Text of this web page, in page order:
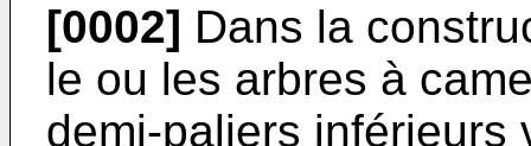
[0002] Dans la
le ou les arbres à
demi-paliers inférieurs